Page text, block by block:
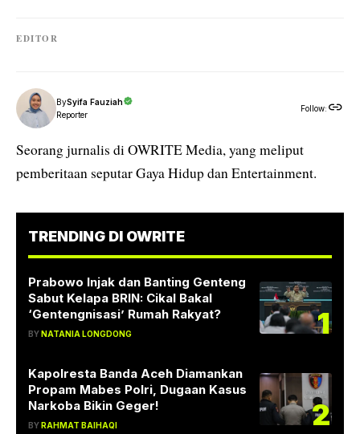
EDITOR
BySyifa Fauziah
Reporter
Follow:
Seorang jurnalis di OWRITE Media, yang meliput
pemberitaan seputar Gaya Hidup dan Entertainment.
TRENDING DI OWRITE
Prabowo Injak dan Banting Genteng
Sabut Kelapa BRIN: Cikal Bakal
‘Gentengnisasi’ Rumah Rakyat?
BY NATANIA LONGDONG 1
Kapolresta Banda Aceh Diamankan
Propam Mabes Polri, Dugaan Kasus
Narkoba Bikin Geger!
BY RAHMAT BAIHAQI 2